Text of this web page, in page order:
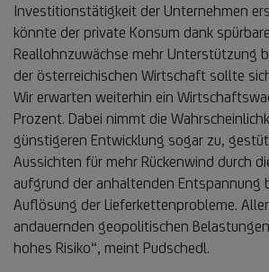
Investitionstätigkeit der Unternehmen
könnte der private Konsum dank
Reallohnzuwächse mehr Unterstützung
der österreichischen Wirtschaft sollte
Wir erwarten weiterhin ein
Prozent. Dabei nimmt die
günstigeren Entwicklung sogar zu,
Aussichten für mehr Rückenwind durch
aufgrund der anhaltenden Entspannung
Auflösung der Lieferkettenprobleme.
andauernden geopolitischen
hohes Risiko“, meint Pudschedl.